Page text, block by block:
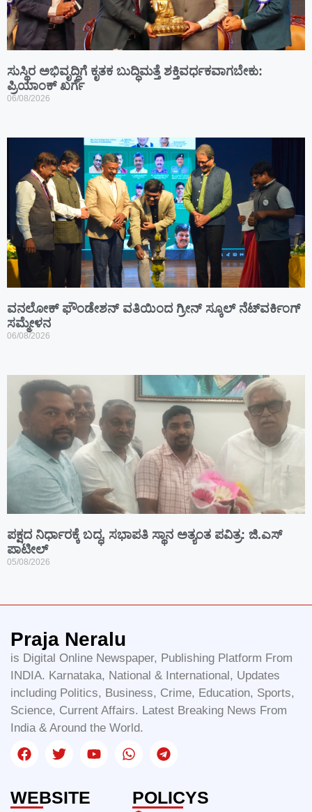
ಸುಸ್ಥಿರ ಅಭಿವೃದ್ಧಿಗೆ ಕೃತಕ ಬುದ್ಧಿಮತ್ತೆ ಶಕ್ತಿವರ್ಧಕವಾಗಬೇಕು:
ಪ್ರಿಯಾಂಕ್ ಖರ್ಗೆ
06/08/2026
ವನಲೋಕ್ ಫೌಂಡೇಶನ್ ವತಿಯಿಂದ ಗ್ರೀನ್ ಸ್ಕೂಲ್ ನೆಟ್‌ವರ್ಕಿಂಗ್
ಸಮ್ಮೇಳನ
06/08/2026
ಪಕ್ಷದ ನಿರ್ಧಾರಕ್ಕೆ ಬದ್ಧ, ಸಭಾಪತಿ ಸ್ಥಾನ ಅತ್ಯಂತ ಪವಿತ್ರ: ಜಿ.ಎಸ್
ಪಾಟೀಲ್
05/08/2026
Praja Neralu
is Digital Online Newspaper, Publishing Platform From
INDIA. Karnataka, National & International, Updates
including Politics, Business, Crime, Education, Sports,
Science, Current Affairs. Latest Breaking News From
India & Around the World.
WEBSITE POLICYS